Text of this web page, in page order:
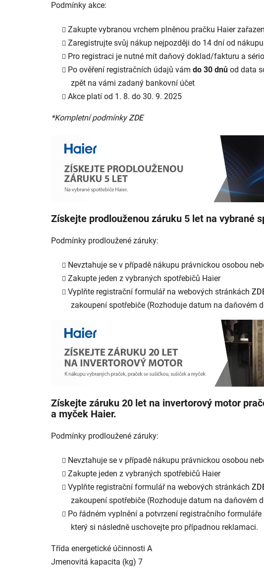
Podmínky akce:
Zakupte vybranou vrchem plněnou pračku Haier
Zaregistrujte svůj nákup nejpozději do 14 dní od
Pro registraci je nutné mít daňový doklad/fakturu a
Po ověření registračních údajů vám do 30 dnů od data
zpět na vámi zadaný bankovní účet
Akce platí od 1. 8. do 30. 9. 2025
*Kompletní podmínkyZDE
Získejte prodlouženou záruku 5 let na vybrané
Podmínky prodloužené záruky:
Nevztahuje se v případě nákupu právnickou osobou
Zakupte jeden z vybraných spotřebičů Haier
Vyplňte registrační formulář na webových stránkách
zakoupení spotřebiče (Rozhoduje datum na daňovém
Získejte záruku 20 let na invertorový motor
a myček Haier.
Podmínky prodloužené záruky:
Nevztahuje se v případě nákupu právnickou osobou
Zakupte jeden z vybraných spotřebičů Haier
Vyplňte registrační formulář na webových stránkách
zakoupení spotřebiče (Rozhoduje datum na daňovém
Po řádném vyplnění a potvrzení registračního
který si následně uschovejte pro případnou reklamaci.
Třída energetické účinnosti A
Jmenovitá kapacita (kg) 7